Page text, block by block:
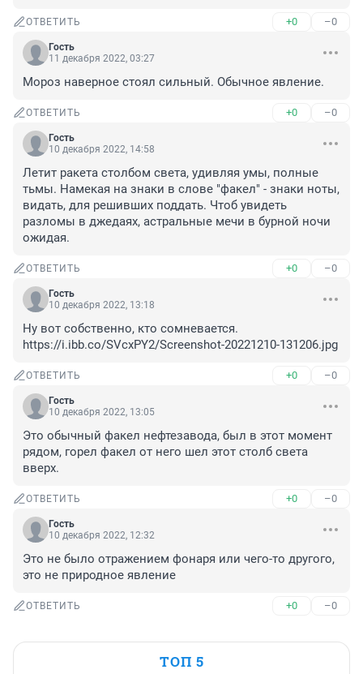
ОТВЕТИТЬ +0 –0
Гость
11 декабря 2022, 03:27
Мороз наверное стоял сильный. Обычное явление.
ОТВЕТИТЬ +0 –0
Гость
10 декабря 2022, 14:58
Летит ракета столбом света, удивляя умы, полные
тьмы. Намекая на знаки в слове "факел" - знаки ноты,
видать, для решивших поддать. Чтоб увидеть
разломы в джедаях, астральные мечи в бурной ночи
ожидая.
ОТВЕТИТЬ +0 –0
Гость
10 декабря 2022, 13:18
Ну вот собственно, кто сомневается.
https://i.ibb.co/SVcxPY2/Screenshot-20221210-131206.jpg
ОТВЕТИТЬ +0 –0
Гость
10 декабря 2022, 13:05
Это обычный факел нефтезавода, был в этот момент
рядом, горел факел от него шел этот столб света
вверх.
ОТВЕТИТЬ +0 –0
Гость
10 декабря 2022, 12:32
Это не было отражением фонаря или чего-то другого,
это не природное явление
ОТВЕТИТЬ +0 –0
ТОП 5